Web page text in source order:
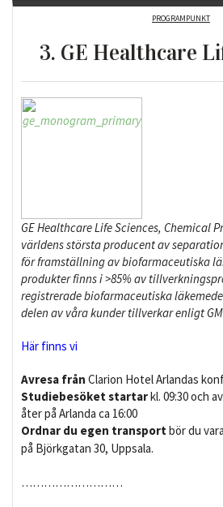
PROGRAMPUNKT
3. GE Healthcare
GE Healthcare Life Sciences, Chemical
världens största producent av
för framställning av biofarmaceutiska
produkter finns i >85% av
registrerade biofarmaceutiska
delen av våra kunder tillverkar enligt
Här finns vi
Avresa från Clarion Hotel Arlandas
Studiebesöket startarkl. 09:30 och
åter på Arlanda ca 16:00
Ordnar du egen transportbör du
på Björkgatan 30, Uppsala.
………………………